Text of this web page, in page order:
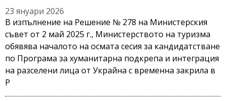
23 януари 2026
В изпълнение на Решение № 278 на Министерския
съвет от 2 май 2025 г., Министерството на туризма
обявява началото на осмата сесия за кандидатстване
по Програма за хуманитарна подкрепа и интеграция
на разселени лица от Украйна с временна закрила в
Р